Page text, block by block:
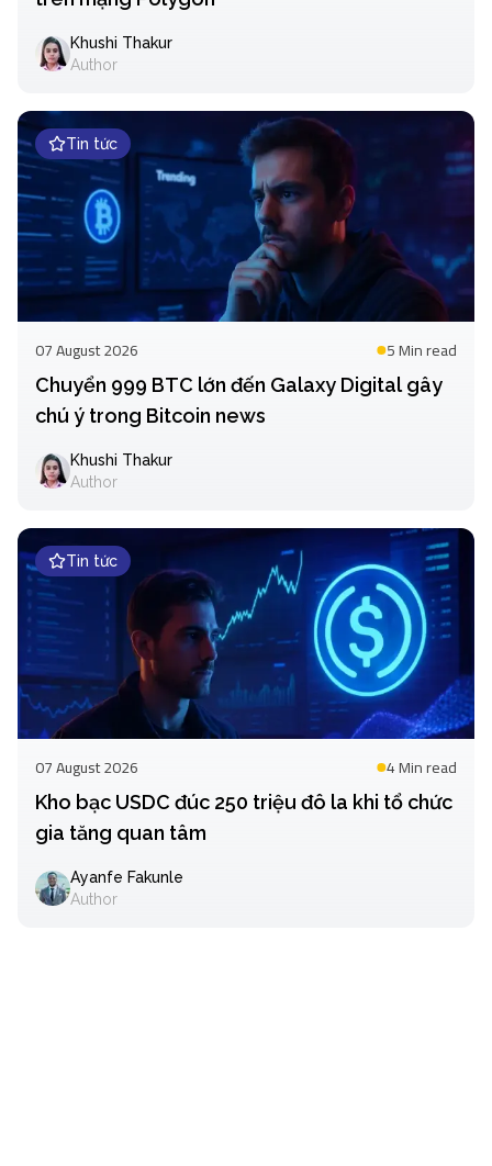
Khushi Thakur
Author
Tin tức
07 August 2026 5 Minread
Chuyển 999 BTC lớn đến Galaxy Digital gây
chú ý trong Bitcoin news
Khushi Thakur
Author
Tin tức
07 August 2026 4 Minread
Kho bạc USDC đúc 250 triệu đô la khi tổ chức
gia tăng quan tâm
Ayanfe Fakunle
Author